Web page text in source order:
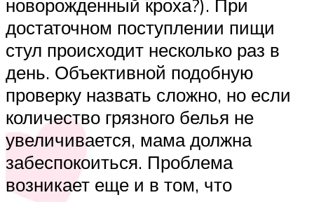
новорожденный кроха?). При
достаточном поступлении пищи
стул происходит несколько раз в
день. Объективной подобную
проверку назвать сложно, но если
количество грязного белья не
увеличивается, мама должна
забеспокоиться. Проблема
возникает еще и в том, что